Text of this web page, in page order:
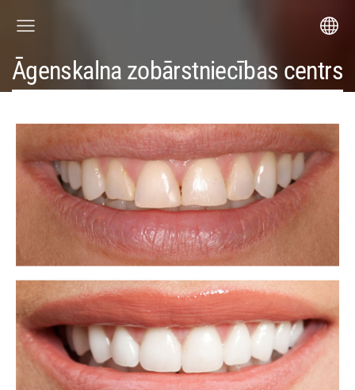
Āgenskalna zobārstniecības centrs